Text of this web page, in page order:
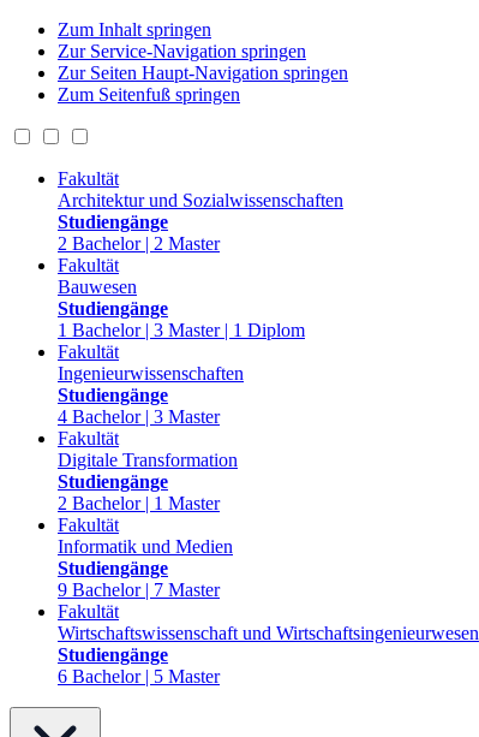
Zum Inhalt springen
Zur Service-Navigation springen
Zur Seiten Haupt-Navigation springen
Zum Seitenfuß springen
Fakultät
Architektur und Sozialwissenschaften
Studiengänge
2 Bachelor | 2 Master
Fakultät
Bauwesen
Studiengänge
1 Bachelor | 3 Master | 1 Diplom
Fakultät
Ingenieurwissenschaften
Studiengänge
4 Bachelor | 3 Master
Fakultät
Digitale Transformation
Studiengänge
2 Bachelor | 1 Master
Fakultät
Informatik und Medien
Studiengänge
9 Bachelor | 7 Master
Fakultät
Wirtschaftswissenschaft und Wirtschaftsingenieurwesen
Studiengänge
6 Bachelor | 5 Master